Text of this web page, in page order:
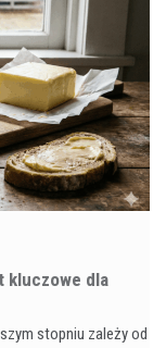
kluczowe dla
stopniu zależy od